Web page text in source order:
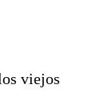
viejos